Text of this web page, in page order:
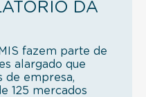
DA
fazem parte de
alargado que
de empresa,
125 mercados